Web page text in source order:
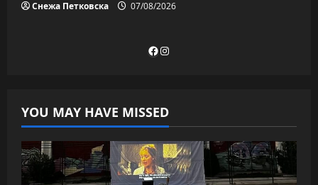
Снежа Петковска 07/08/2026
Facebook
Instagram
YOU MAY HAVE MISSED